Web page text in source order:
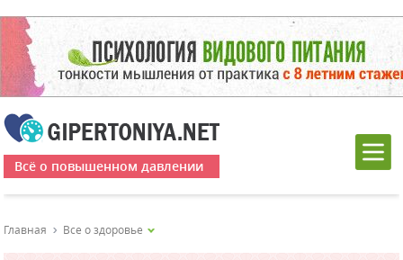
Всё о повышенном давлении
Главная Все о здоровье